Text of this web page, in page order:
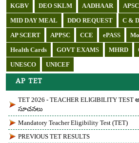
KGBV
DEO SKLM AADHAAR
MID DAY MEAL
DDO REQUEST C &
AP SCERT
APPSC CCE ePASS
Health Cards
GOVT EXAMS MHRD
UNESCO
UNICEF
AP TET
TET 2026 - TEACHER ELIGIBILITY TEST
సూచనలు
Mandatory Teacher Eligibility Test (TET)
PREVIOUS TET RESULTS